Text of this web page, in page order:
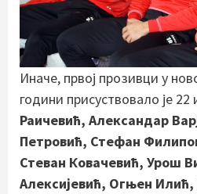
Иначе, првој прозивци у
години присуствовало је 22
Раичевић, Александар
Петровић, Стефан
Стеван Ковачевић, Урош
Алексијевић, Огњен